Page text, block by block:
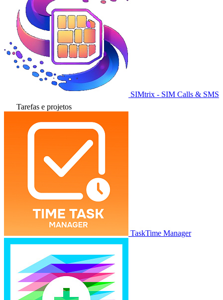
SIMtrix - SIM Calls & SMS
Tarefas e projetos
TaskTime Manager